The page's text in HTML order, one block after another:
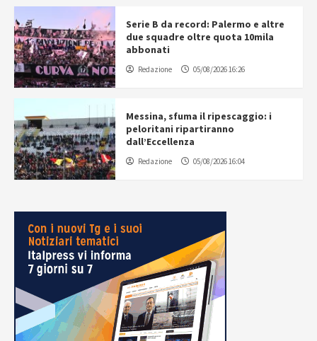
Serie B da record: Palermo e altre
due squadre oltre quota 10mila
abbonati
Redazione 05/08/2026 16:26
Messina, sfuma il ripescaggio: i
peloritani ripartiranno
dall’Eccellenza
Redazione 05/08/2026 16:04